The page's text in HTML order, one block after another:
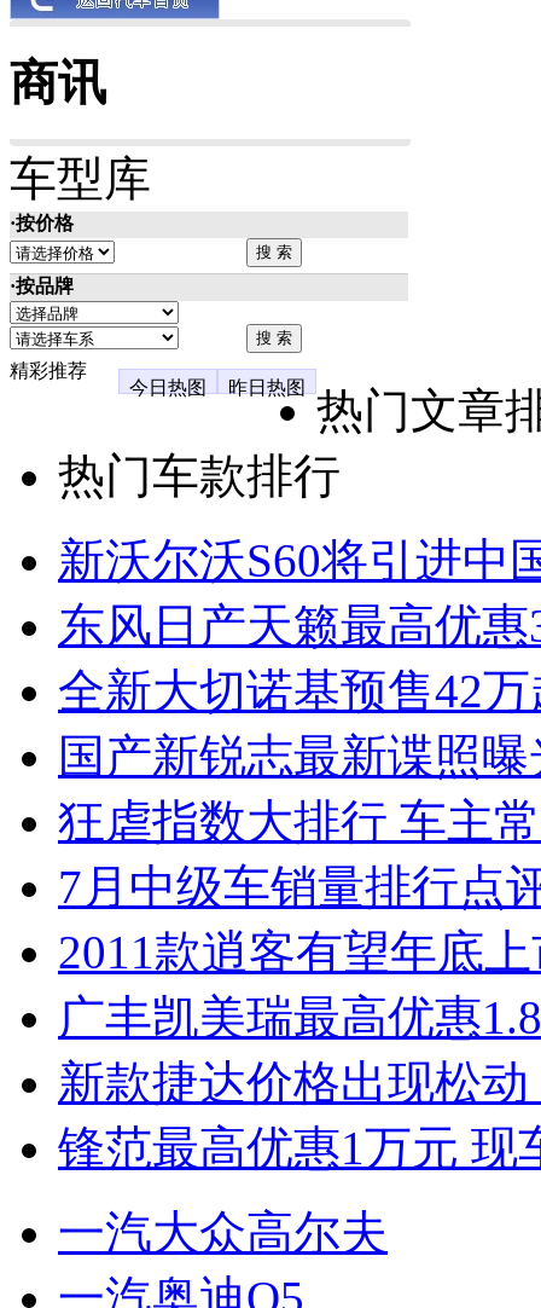
商讯
车型库
·按价格
·按品牌
精彩推荐
今日热图
昨日热图
热门文章
热门车款排行
新沃尔沃S60将引进中
东风日产天籁最高优
全新大切诺基预售42
国产新锐志最新谍照
狂虐指数大排行 车主
7月中级车销量排行点
2011款逍客有望年底
广丰凯美瑞最高优惠
新款捷达价格出现松
锋范最高优惠1万元 现
一汽大众高尔夫
一汽奥迪Q5